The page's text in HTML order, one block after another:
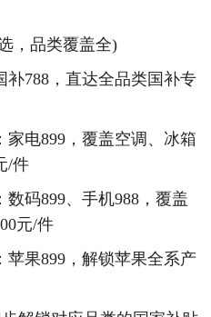
品类覆盖全)
788，直达全品类国补专
电899，覆盖空调、冰箱
/件
码899、手机988，覆盖
元/件
果899，解锁苹果全系产